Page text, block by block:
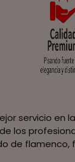
servicio
los
de